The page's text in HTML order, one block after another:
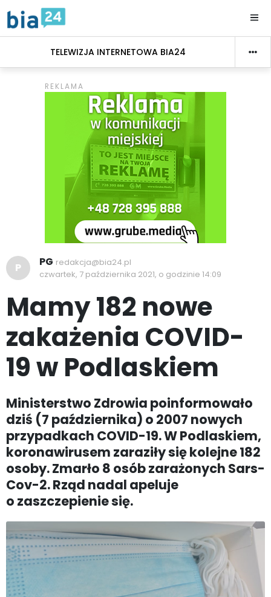
TELEWIZJA INTERNETOWA BIA24
P PG redakcja@bia24.pl
czwartek, 7 października 2021, o godzinie 14:09
Mamy 182 nowe
zakażenia COVID-
19 w Podlaskiem
Ministerstwo Zdrowia poinformowało
dziś (7 października) o 2007 nowych
przypadkach COVID-19. W Podlaskiem,
koronawirusem zaraziły się kolejne 182
osoby. Zmarło 8 osób zarażonych Sars-
Cov-2. Rząd nadal apeluje
o zaszczepienie się.